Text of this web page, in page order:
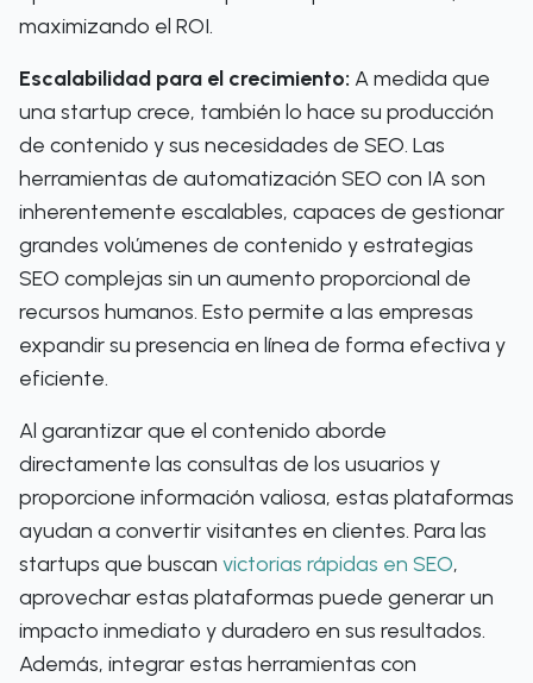
maximizando el ROI.
Escalabilidad para el crecimiento: A medida que
una startup crece, también lo hace su producción
de contenido y sus necesidades de SEO. Las
herramientas de automatización SEO con IA son
inherentemente escalables, capaces de gestionar
grandes volúmenes de contenido y estrategias
SEO complejas sin un aumento proporcional de
recursos humanos. Esto permite a las empresas
expandir su presencia en línea de forma efectiva y
eficiente.
Al garantizar que el contenido aborde
directamente las consultas de los usuarios y
proporcione información valiosa, estas plataformas
ayudan a convertir visitantes en clientes. Para las
startups que buscan victorias rápidas en SEO,
aprovechar estas plataformas puede generar un
impacto inmediato y duradero en sus resultados.
Además, integrar estas herramientas con